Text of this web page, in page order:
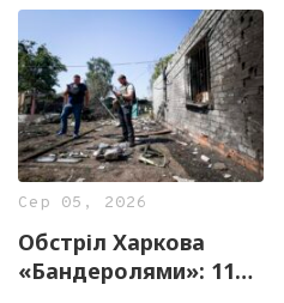
Сер 05, 2026
Обстріл Харкова
«Бандеролями»: 11